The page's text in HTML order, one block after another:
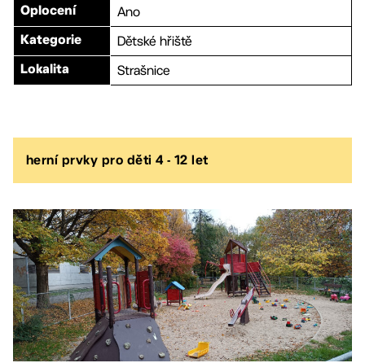
Oplocení Ano
Kategorie Dětské hřiště
Lokalita Strašnice
herní prvky pro děti 4 - 12 let